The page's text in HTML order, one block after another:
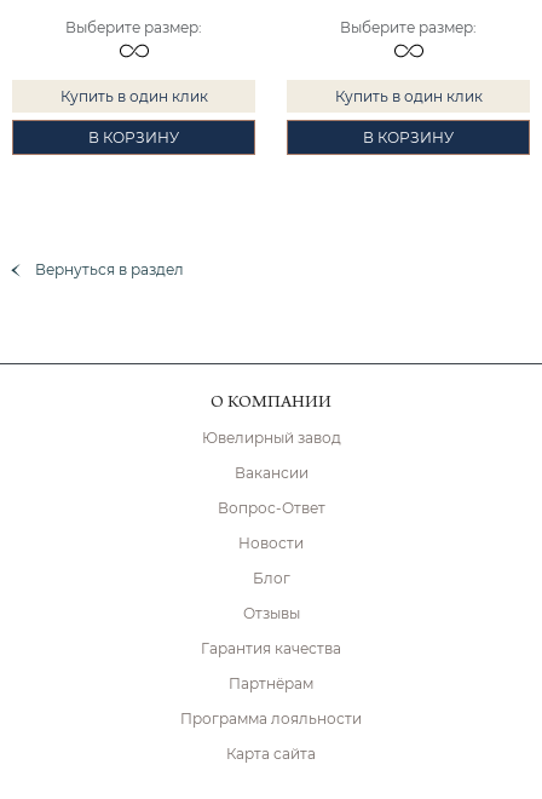
Выберите размер:
Купить в один клик
В КОРЗИНУ
Выберите размер:
Купить в один клик
В КОРЗИНУ
Вернуться в раздел
О КОМПАНИИ
Ювелирный завод
Вакансии
Вопрос-Ответ
Новости
Блог
Отзывы
Гарантия качества
Партнёрам
Программа лояльности
Карта сайта